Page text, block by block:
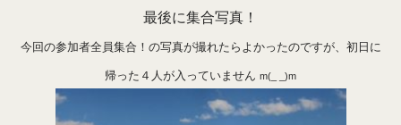
最後に集合写真！
今回の参加者全員集合！の写真が撮れたらよかったのですが、初日に
帰った４人が入っていません m(_ _)m